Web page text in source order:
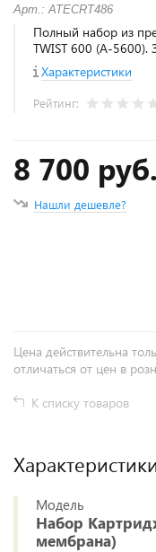
Арт.: ATECRT486
Полный набор из
TWIST 600 (А-5600).
Характеристики
Рейтинг:
8 700 руб.
Нашли дешевле?
Цена действительна
отличаться от цен в
К списку товаров
Характеристики
Модель
Набор
мембрана)